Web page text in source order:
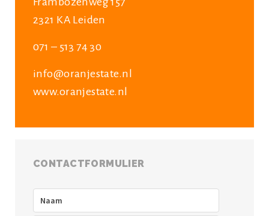
2321 KA Leiden
071 – 513 74 30
info@oranjestate.nl
www.oranjestate.nl
CONTACTFORMULIER